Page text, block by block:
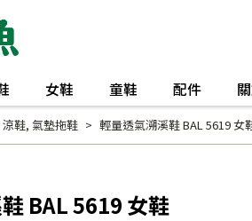
女鞋 童鞋 配件
涼鞋, 氣墊拖鞋 輕量透氣溯溪鞋 BAL 5619 女
BAL 5619 女鞋